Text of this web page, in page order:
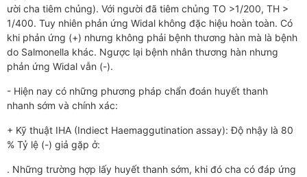
ười ch­a tiêm chủng). Với ng­­ười đã tiêm chủng TO >1/200, TH >
1/400. Tuy nhiên phản ứng Widal không đặc hiệu hoàn toàn. Có
khi phản ứng (+) nh­­ưng không phải bệnh th­ương hàn mà là bệnh
do Salmonella khác. Ng­­ược lại bệnh nhân thư­­ơng hàn như­­ng
phản ứng Widal vẫn (-).
- Hiện nay có những ph­­ương pháp chẩn đoán huyết thanh
nhanh sớm và chính xác:
+ Kỹ thuật IHA (Indiect Haemaggutination assay): Độ nhậy là 80
% Tỷ lệ (-) giả gặp ở:
. Những tr­­ường hợp lấy huyết thanh sớm, khi đó ch­­a có đáp ứng